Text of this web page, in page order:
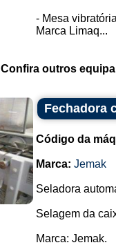
- Mesa
Marca Limaq...
Confira outros
Fechadora
Código da
Marca: Jemak
Seladora
Selagem da
Marca: Jemak.